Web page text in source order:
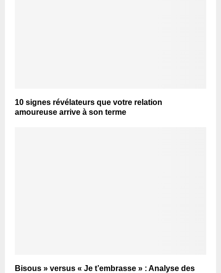
10 signes révélateurs que votre relation
amoureuse arrive à son terme
Bisous » versus « Je t’embrasse » : Analyse des